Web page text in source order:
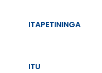
ITAPETININGA
ITU